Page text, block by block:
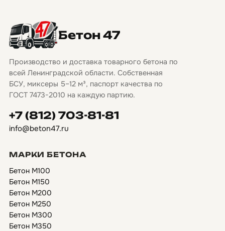
Бетон 47
Производство и доставка товарного бетона по
всей Ленинградской области. Собственная
БСУ, миксеры 5–12 м³, паспорт качества по
ГОСТ 7473-2010 на каждую партию.
+7 (812) 703-81-81
info@beton47.ru
МАРКИ БЕТОНА
Бетон М100
Бетон М150
Бетон М200
Бетон М250
Бетон М300
Бетон М350